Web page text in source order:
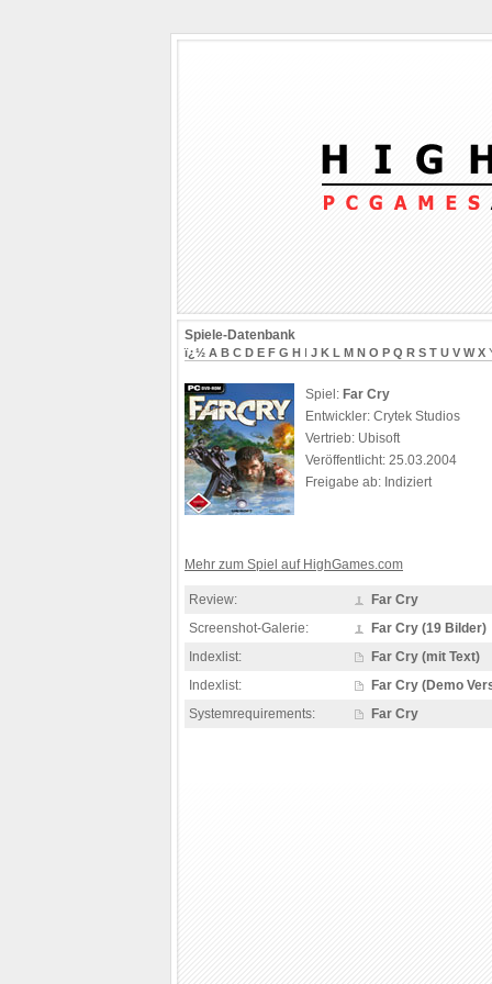
Spiele-Datenbank
ï¿½ A B C D E F G H I J K L M N O P Q R S T U V W X
Spiel: Far Cry
Entwickler: Crytek Studios
Vertrieb: Ubisoft
Veröffentlicht: 25.03.2004
Freigabe ab: Indiziert
Mehr zum Spiel auf HighGames.com
Review:
Far Cry
Screenshot-Galerie:
Far Cry (19 Bilder)
Indexlist:
Far Cry (mit Text)
Indexlist:
Far Cry (Demo
Systemrequirements:
Far Cry